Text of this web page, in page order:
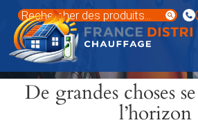
contenu
principal
Recherche
de
produits
De grandes choses
l’horizon